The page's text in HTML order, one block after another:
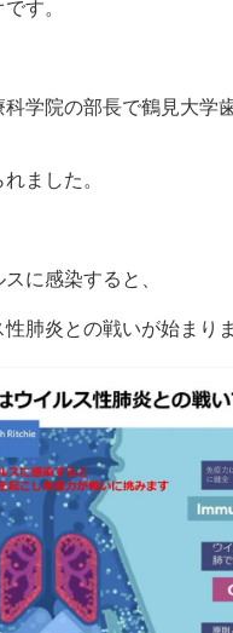
す。
科学院の部長で鶴見大学
ました。
に感染すると、
肺炎との戦いが始まりま